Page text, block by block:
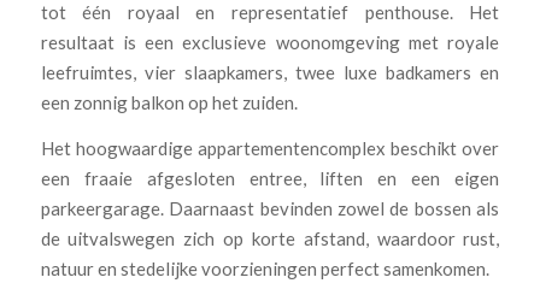
tot één royaal en representatief penthouse. Het
resultaat is een exclusieve woonomgeving met royale
leefruimtes, vier slaapkamers, twee luxe badkamers en
een zonnig balkon op het zuiden.
Het hoogwaardige appartementencomplex beschikt over
een fraaie afgesloten entree, liften en een eigen
parkeergarage. Daarnaast bevinden zowel de bossen als
de uitvalswegen zich op korte afstand, waardoor rust,
natuur en stedelijke voorzieningen perfect samenkomen.